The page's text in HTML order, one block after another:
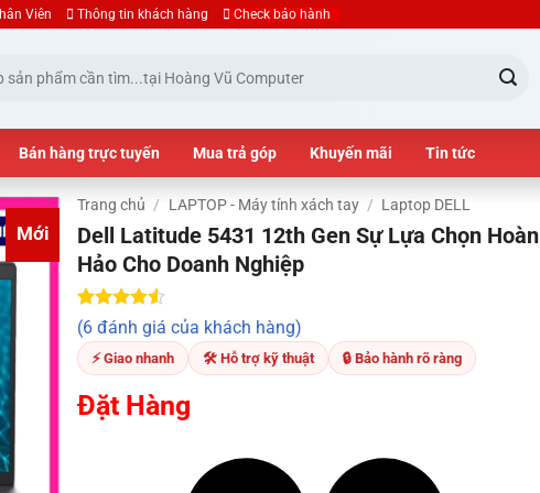
Viên Thông tin khách hàng Check bảo hành
Bán hàng trực tuyến Mua trả góp Khuyến mãi Tin tức
Mới
Trang chủ / LAPTOP - Máy tính xách tay / Laptop DELL
Dell Latitude 5431 12th Gen Sự Lựa Chọn Hoàn
Hảo Cho Doanh Nghiệp
4.50trên
5 dựa trên
6
đánh giá
(6 đánh giá của khách hàng)
⚡ Giao nhanh 🛠 Hỗ trợ kỹ thuật 🔒 Bảo hành rõ ràng
Đặt Hàng